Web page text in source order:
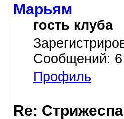
Марьям
гость клуба
Сообщений: 6
Профиль
Re: